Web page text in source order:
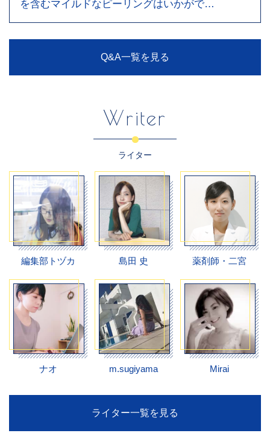
を含むマイルドなピーリングはいかがで…
Q&A一覧を見る
Writer
ライター
編集部トヅカ 島田 史 薬剤師・二宮
ナオ m.sugiyama Mirai
ライター一覧を見る